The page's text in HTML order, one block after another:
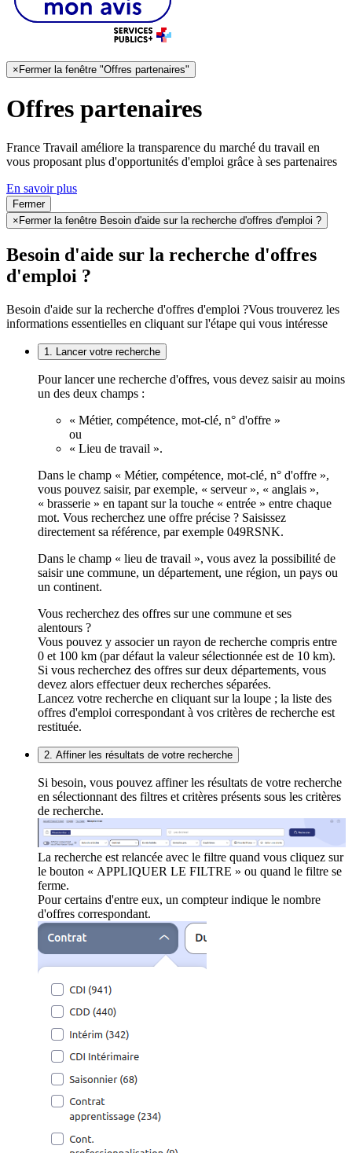
× Fermer la fenêtre "Offres partenaires"
Offres partenaires
France Travail améliore la transparence du marché du travail en
vous proposant plus d'opportunités d'emploi grâce à ses partenaires
En savoir plus
Fermer
×Fermer la fenêtre Besoin d'aide sur la recherche d'offres d'emploi ?
Besoin d'aide sur la recherche d'offres
d'emploi ?
Besoin d'aide sur la recherche d'offres d'emploi ?Vous trouverez les
informations essentielles en cliquant sur l'étape qui vous intéresse
1. Lancer votre recherche
Pour lancer une recherche d'offres, vous devez saisir au moins
un des deux champs :
« Métier, compétence, mot-clé, n° d'offre »
ou
« Lieu de travail ».
Dans le champ « Métier, compétence, mot-clé, n° d'offre »,
vous pouvez saisir, par exemple, « serveur », « anglais »,
« brasserie » en tapant sur la touche « entrée » entre chaque
mot. Vous recherchez une offre précise ? Saisissez
directement sa référence, par exemple 049RSNK.
Dans le champ « lieu de travail », vous avez la possibilité de
saisir une commune, un département, une région, un pays ou
un continent.
Vous recherchez des offres sur une commune et ses
alentours ?
Vous pouvez y associer un rayon de recherche compris entre
0 et 100 km (par défaut la valeur sélectionnée est de 10 km).
Si vous recherchez des offres sur deux départements, vous
devez alors effectuer deux recherches séparées.
Lancez votre recherche en cliquant sur la loupe ; la liste des
offres d'emploi correspondant à vos critères de recherche est
restituée.
2. Affiner les résultats de votre recherche
Si besoin, vous pouvez affiner les résultats de votre recherche
en sélectionnant des filtres et critères présents sous les critères
de recherche.
La recherche est relancée avec le filtre quand vous cliquez sur
le bouton « APPLIQUER LE FILTRE » ou quand le filtre se
ferme.
Pour certains d'entre eux, un compteur indique le nombre
d'offres correspondant.